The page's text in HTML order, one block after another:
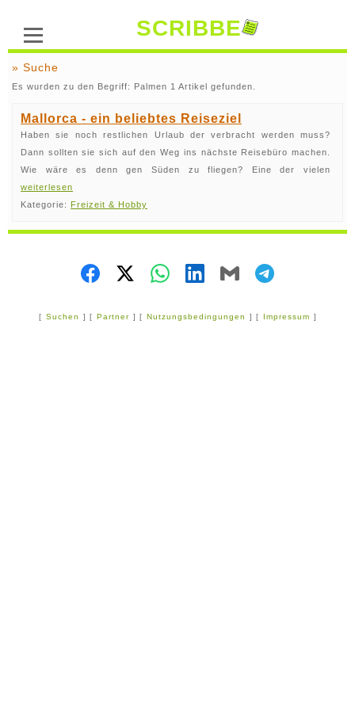
SCRIBBE
» Suche
Es wurden zu den Begriff: Palmen 1 Artikel gefunden.
Mallorca - ein beliebtes Reiseziel
Haben sie noch restlichen Urlaub der verbracht werden muss?
Dann sollten sie sich auf den Weg ins nächste Reisebüro machen.
Wie wäre es denn gen Süden zu fliegen? Eine der vielen
weiterlesen
Kategorie: Freizeit & Hobby
[ Suchen ] [ Partner ] [ Nutzungsbedingungen ] [ Impressum ]